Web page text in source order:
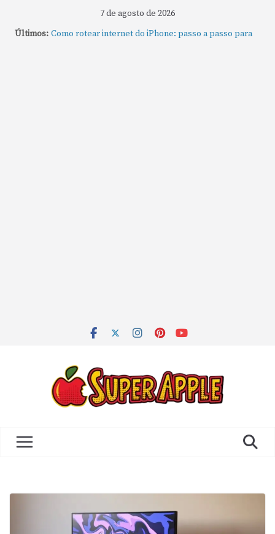
7 de agosto de 2026
Últimos: Como rotear internet do iPhone: passo a passo para